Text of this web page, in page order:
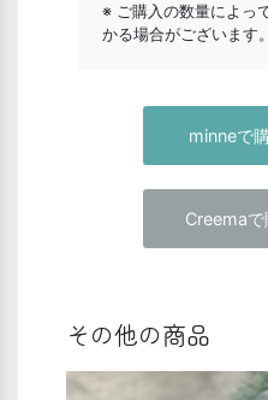
※ ご購入の数量によっ
かる場合がございます。
minneで
Creemaで
その他の商品